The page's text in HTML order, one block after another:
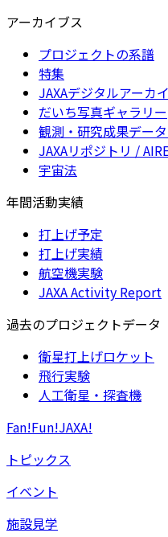
アーカイブス
プロジェクトの系譜
特集
JAXAデジタルアーカ
だいち写真ギャラリー
観測・研究成果デー
JAXAリポジトリ /
宇宙法
年間活動実績
打上げ予定
打上げ実績
航空機実験
JAXA Activity Report
過去のプロジェクトデータ
衛星打上げロケット
飛行実験
人工衛星・探査機
Fan!Fun!JAXA!
トピックス
イベント
施設見学